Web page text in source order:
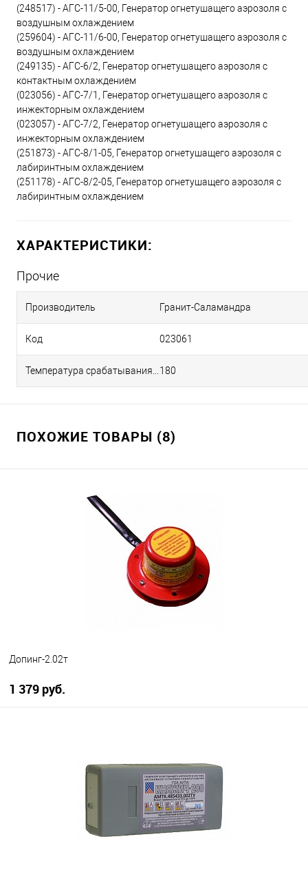
(248517) - АГС-11/5-00, Генератор огнетушащего аэрозоля с
воздушным охлаждением
(259604) - АГС-11/6-00, Генератор огнетушащего аэрозоля с
воздушным охлаждением
(249135) - АГС-6/2, Генератор огнетушащего аэрозоля с
контактным охлаждением
(023056) - АГС-7/1, Генератор огнетушащего аэрозоля с
инжекторным охлаждением
(023057) - АГС-7/2, Генератор огнетушащего аэрозоля с
инжекторным охлаждением
(251873) - АГС-8/1-05, Генератор огнетушащего аэрозоля с
лабиринтным охлаждением
(251178) - АГС-8/2-05, Генератор огнетушащего аэрозоля с
лабиринтным охлаждением
ХАРАКТЕРИСТИКИ:
Прочие
Производитель Гранит-Саламандра
Код 023061
180
ПОХОЖИЕ ТОВАРЫ (8)
Допинг-2.02т
1 379 руб.
В наличии